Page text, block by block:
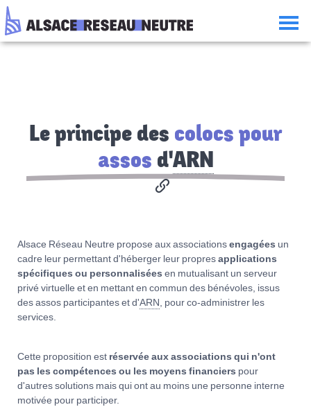
Aller
au
contenu
Aller
la
Aller
la
Consulter
le
plan
Le principe des colocs pour
assos d'ARN
Alsace Réseau Neutre propose aux associationsengagées un
cadre leur permettant d'héberger leur propresapplications
spécifiques ou personnalisées en mutualisant un serveur
privé virtuelle et en mettant en commun des bénévoles, issus
des assos participantes et d'ARN, pour co-administrer les
services.
Cette proposition est réservée aux associations qui n'ont
pas les compétences ou les moyens financiers pour
d'autres solutions mais qui ont au moins une personne interne
motivée pour participer.